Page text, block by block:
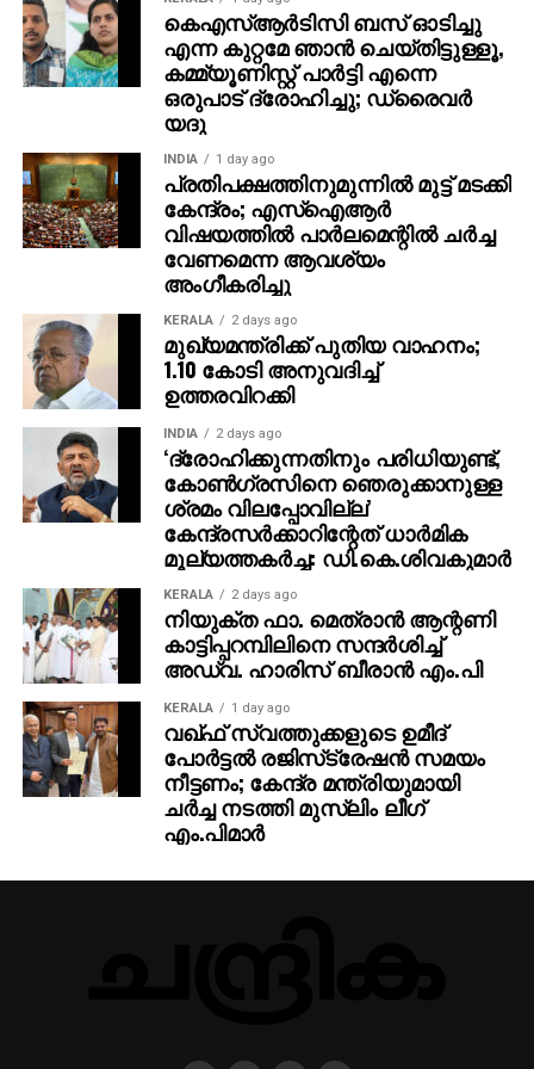
അയയ്ക്കാനാണ് ശ്രമിക്കുന്നതെന്നും പൊലീസ്
പറഞ്ഞു. സംഭവത്തില്‍ പൊലീസ് അന്വേഷണവും
നടത്തുന്നുണ്ട്. ഇളയ രണ്ടു സഹോദരങ്ങളാണ് അന്‍വര്‍
സാദത്തിനുള്ളത്.
കെഎസ്ആര്‍ടിസി ബസ് ഓടിച്ചു
എന്ന കുറ്റമേ ഞാന്‍ ചെയ്തിട്ടുള്ളൂ,
കമ്മ്യൂണിസ്റ്റ് പാര്‍ട്ടി എന്നെ
ഒരുപാട് ദ്രോഹിച്ചു; ഡ്രൈവര്‍
യദു
INDIA 1 day ago
പ്രതിപക്ഷത്തിനുമുന്നില്‍ മുട്ട് മടക്കി
കേന്ദ്രം; എസ്ഐആർ
വിഷയത്തിൽ പാർലമെന്റിൽ ചർച്ച
വേണമെന്ന ആവശ്യം
അംഗീകരിച്ചു
KERALA 2 days ago
മുഖ്യമന്ത്രിക്ക് പുതിയ വാഹനം;
1.10 കോടി അനുവദിച്ച്
ഉത്തരവിറക്കി
INDIA 2 days ago
‘ദ്രോഹിക്കുന്നതിനും പരിധിയുണ്ട്,
കോണ്‍ഗ്രസിനെ ഞെരുക്കാനുള്ള
ശ്രമം വിലപ്പോവില്ല’
കേന്ദ്രസര്‍ക്കാറിന്റേത് ധാര്‍മിക
മൂല്യത്തകര്‍ച്ച: ഡി.കെ.ശിവകുമാര്‍
KERALA 2 days ago
നിയുക്ത ഫാ. മെത്രാന്‍ ആന്റണി
കാട്ടിപ്പറമ്പിലിനെ സന്ദര്‍ശിച്ച്
അഡ്വ. ഹാരിസ് ബീരാന്‍ എം.പി
KERALA 1 day ago
വഖ്ഫ് സ്വത്തുക്കളുടെ ഉമീദ്
പോര്‍ട്ടല്‍ രജിസ്‌ട്രേഷന്‍ സമയം
നീട്ടണം; കേന്ദ്ര മന്ത്രിയുമായി
ചര്‍ച്ച നടത്തി മുസ്‌ലിം ലീഗ്
എം.പിമാര്‍